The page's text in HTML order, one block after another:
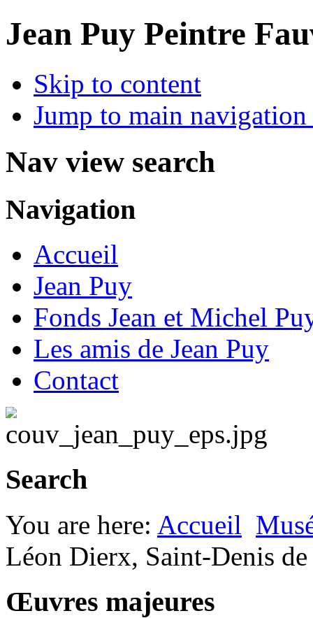
Jean Puy Peintre
Skip to content
Jump to main
Nav view search
Navigation
Accueil
Jean Puy
Fonds Jean et Michel
Les amis de Jean Puy
Contact
Search
You are here: Accueil
Léon Dierx, Saint-Denis
Œuvres majeures